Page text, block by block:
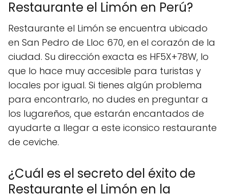
Restaurante el Limón en Perú?
Restaurante el Limón se encuentra ubicado
en San Pedro de Lloc 670, en el corazón de la
ciudad. Su dirección exacta es HF5X+78W, lo
que lo hace muy accesible para turistas y
locales por igual. Si tienes algún problema
para encontrarlo, no dudes en preguntar a
los lugareños, que estarán encantados de
ayudarte a llegar a este iconsico restaurante
de ceviche.
¿Cuál es el secreto del éxito de
Restaurante el Limón en la